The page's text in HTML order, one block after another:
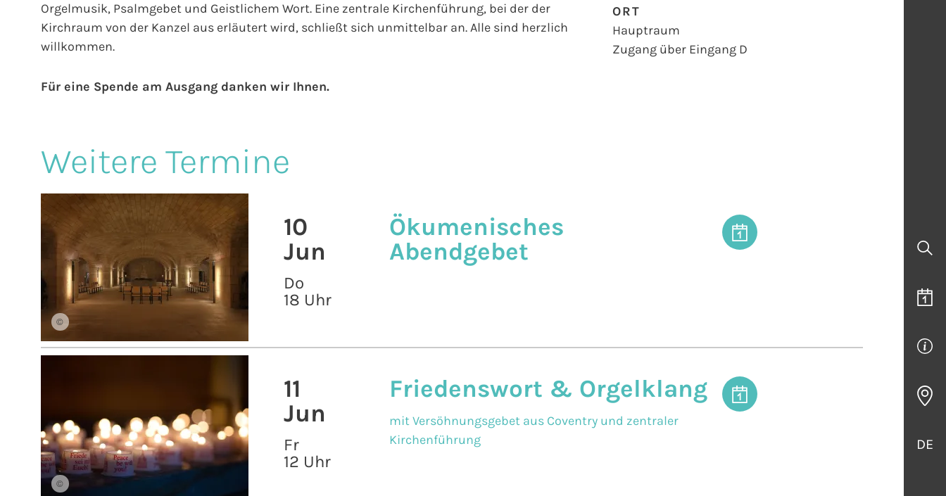
Orgelmusik, Psalmgebet und Geistlichem Wort. Eine zentrale Kirchenführung, bei der der
Kirchraum von der Kanzel aus erläutert wird, schließt sich unmittelbar an. Alle sind herzlich
willkommen.
Für eine Spende am Ausgang danken wir Ihnen.
ORT
Hauptraum
Zugang über Eingang D
Weitere Termine
©
10
Jun
Do
18 Uhr
Ökumenisches
Abendgebet
©
11
Jun
Fr
12 Uhr
Friedenswort & Orgelklang
mit Versöhnungsgebet aus Coventry und zentraler
Kirchenführung
DE